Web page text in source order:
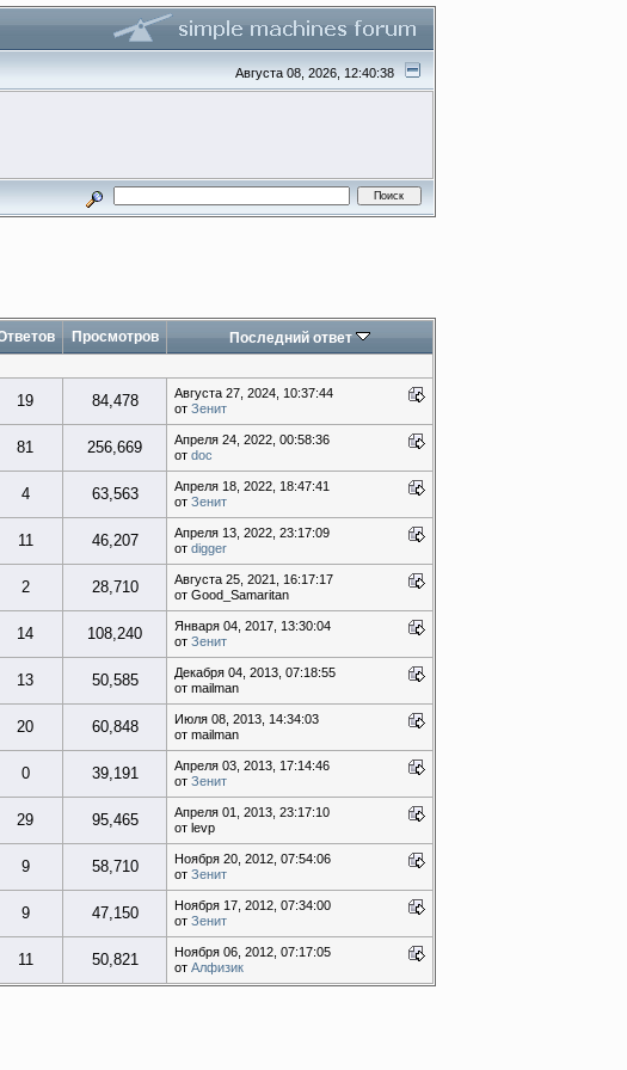
Августа 08, 2026, 12:40:38
Просмотров Последний ответ
19 84,478
Августа 27, 2024, 10:37:44
отЗенит
81 256,669
Апреля 24, 2022, 00:58:36
отdoc
4 63,563
Апреля 18, 2022, 18:47:41
отЗенит
11 46,207
Апреля 13, 2022, 23:17:09
отdigger
2 28,710
Августа 25, 2021, 16:17:17
от Good_Samaritan
14 108,240
Января 04, 2017, 13:30:04
отЗенит
13 50,585
Декабря 04, 2013, 07:18:55
от mailman
20 60,848
Июля 08, 2013, 14:34:03
от mailman
0 39,191
Апреля 03, 2013, 17:14:46
отЗенит
29 95,465
Апреля 01, 2013, 23:17:10
от levp
9 58,710
Ноября 20, 2012, 07:54:06
отЗенит
9 47,150
Ноября 17, 2012, 07:34:00
отЗенит
11 50,821
Ноября 06, 2012, 07:17:05
отАлфизик